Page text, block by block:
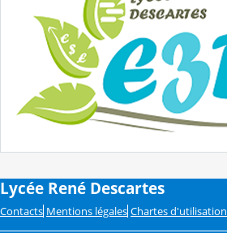
Lycée René Descartes
Contacts Mentions légales Chartes d'utilisation